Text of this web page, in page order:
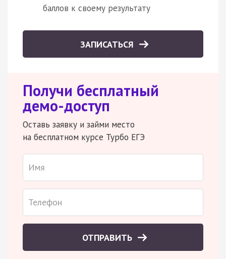
баллов к своему результату
ЗАПИСАТЬСЯ
Получи бесплатный
демо-доступ
Оставь заявку и займи место
на бесплатном курсе Турбо ЕГЭ
ОТПРАВИТЬ